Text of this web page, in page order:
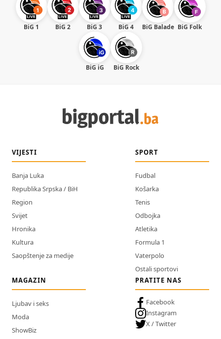
BiG 1 BiG 2 BiG 3 BiG 4 BiG Balade BiG Folk
BiG iG BiG Rock
VIJESTI
Banja Luka
Republika Srpska / BiH
Region
Svijet
Hronika
Kultura
Saopštenje za medije
SPORT
Fudbal
Košarka
Tenis
Odbojka
Atletika
Formula 1
Vaterpolo
Ostali sportovi
MAGAZIN
Ljubav i seks
Moda
ShowBiz
PRATITE NAS
Facebook
Instagram
X / Twitter